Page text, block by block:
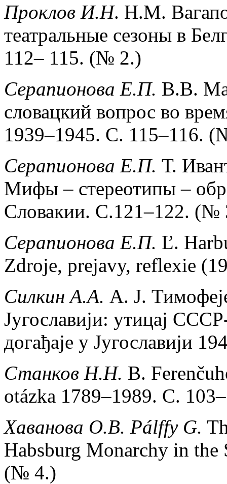
Проклов И.Н. Н.М.
театральные сезоны в
112– 115. (№ 2.)
Серапионова Е.П. В.В.
словацкий вопрос во
1939–1945. С. 115–116.
Серапионова Е.П. Т.
Мифы – стереотипы –
Словакии. С.121–122. (№
Серапионова Е.П. Ľ.
Zdroje, prejavy, reflexie
Силкин А.А. А. Ј.
Југославији: утицај
догађаје у Југославији
Станков Н.Н. B.
otázka 1789–1989. С.
Хаванова О.В. Pálffy G.
Habsburg Monarchy in
(№ 4.)